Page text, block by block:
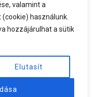
valamint a
használunk.
hozzájárulhat a sütik
Elutasít